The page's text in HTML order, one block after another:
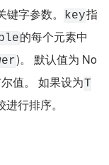
字参数。
key指
的每个元素中
)。 默认值为 No
值。 如果设为T
行排序。